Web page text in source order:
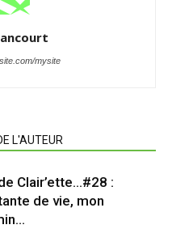
mysite
L'AUTEUR
Clair’ette…#28 :
de vie, mon